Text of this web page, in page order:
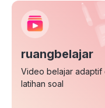
ruangbelajar
Video belajar adaptif
latihan soal